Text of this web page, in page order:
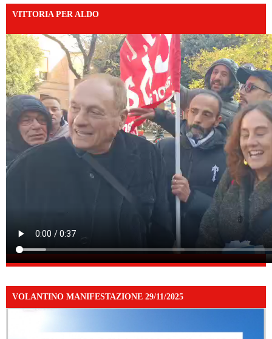
VITTORIA PER ALDO
VOLANTINO MANIFESTAZIONE 29/11/2025